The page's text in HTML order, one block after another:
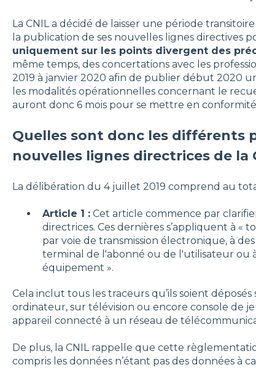
La CNIL a décidé de laisser une période
la publication de ses nouvelles lignes directives
uniquement sur les points divergent des
même temps, des concertations avec les
2019 à janvier 2020 afin de publier début 2020
les modalités opérationnelles concernant le
auront donc 6 mois pour se mettre en
Quelles sont donc les différents
nouvelles lignes directrices de la
La délibération du 4 juillet 2019 comprend au
Article 1 :Cet article commence par
directrices. Ces dernières s’appliquent à «
par voie de transmission électronique, à
terminal de l'abonné ou de l'utilisateur ou
équipement ».
Cela inclut tous les traceurs qu’ils soient
ordinateur, sur télévision ou encore console de
appareil connecté à un réseau de
De plus, la CNIL rappelle que cette
compris les données n’étant pas des données à